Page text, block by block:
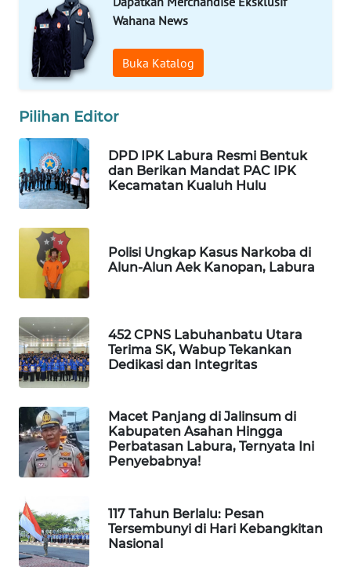
Wahana News
Buka Katalog
Pilihan Editor
DPD IPK Labura Resmi Bentuk
dan Berikan Mandat PAC IPK
Kecamatan Kualuh Hulu
Polisi Ungkap Kasus Narkoba di
Alun-Alun Aek Kanopan, Labura
452 CPNS Labuhanbatu Utara
Terima SK, Wabup Tekankan
Dedikasi dan Integritas
Macet Panjang di Jalinsum di
Kabupaten Asahan Hingga
Perbatasan Labura, Ternyata Ini
Penyebabnya!
117 Tahun Berlalu: Pesan
Tersembunyi di Hari Kebangkitan
Nasional
KONSUMEN
FORWAMKI
FORJASIDA
TAMBANG
NEWS
SITUNGIR
NEWS
SIDIKALANG
NEWS
SIBARAGAS
NEWS
METRO
SIANTAR
NEWS
MEDAN
NEWS
METRO